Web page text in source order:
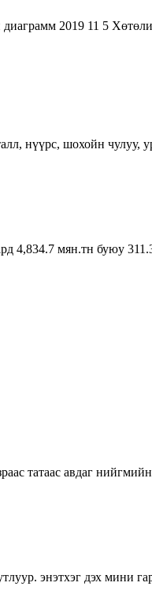
2019 11 5
нүүрс, шохойн чулуу,
мян.тн буюу
татаас авдаг
энэтхэг дэх мини